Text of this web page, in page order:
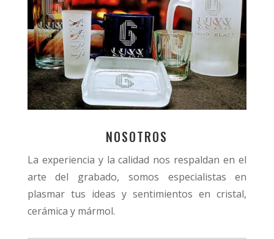
NOSOTROS
La experiencia y la calidad nos respaldan en el
arte del grabado, somos especialistas en
plasmar tus ideas y sentimientos en cristal,
cerámica y mármol.